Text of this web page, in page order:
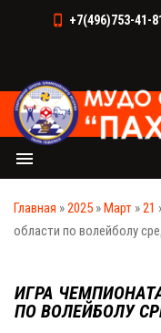
+7(496)753-41-
menu
Главная »2025 »Март »21
области по волейболу
ИГРА
ПО ВОЛЕЙБОЛУ